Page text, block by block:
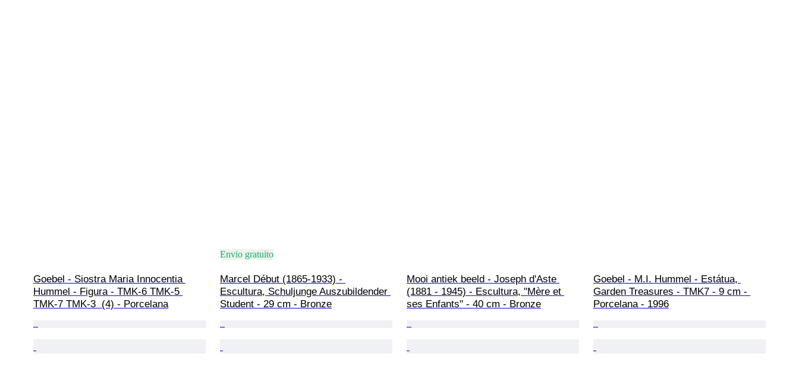
Goebel - Siostra Maria Innocentia
Hummel - Figura - TMK-6 TMK-5
TMK-7 TMK-3  (4) - Porcelana
Envio gratuito
Marcel Début (1865-1933) -
Escultura, Schuljunge Auszubildender
Student - 29 cm - Bronze
Mooi antiek beeld - Joseph d'Aste
(1881 - 1945) - Escultura, "Mère et
ses Enfants" - 40 cm - Bronze
Goebel - M.I. Hummel - Estátua,
Garden Treasures - TMK7 - 9 cm -
Porcelana - 1996